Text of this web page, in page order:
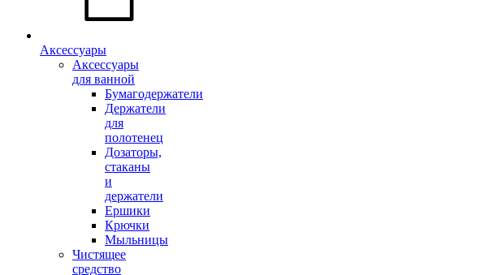
Аксессуары
Аксессуары
для ванной
Бумагодержатели
Держатели
для
полотенец
Дозаторы,
стаканы
и
держатели
Ершики
Крючки
Мыльницы
Чистящее
средство